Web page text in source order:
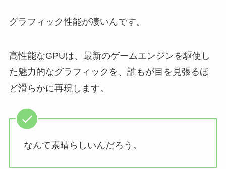
グラフィック性能が凄いんです。
高性能なGPUは、最新のゲームエンジンを駆使し
た魅力的なグラフィックを、誰もが目を見張るほ
ど滑らかに再現します。
なんて素晴らしいんだろう。